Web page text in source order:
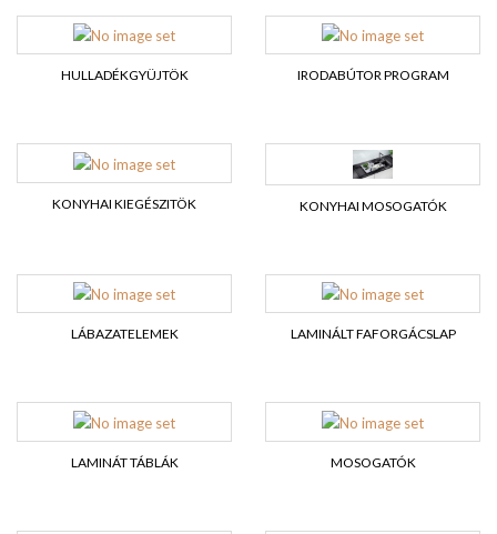
HULLADÉKGYÜJTÖK IRODABÚTOR PROGRAM
KONYHAI KIEGÉSZITÖK KONYHAI MOSOGATÓK
LÁBAZATELEMEK LAMINÁLT FAFORGÁCSLAP
LAMINÁT TÁBLÁK MOSOGATÓK